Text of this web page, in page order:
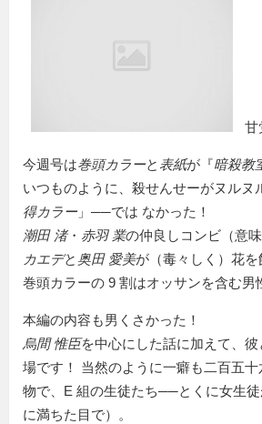
甘
今週号は巻頭カラーと 表紙が『暗殺教
いつものように、殺せんせーがヌルヌ
得カラー 」──では なかった！
潮田 渚・ 赤羽 業の仲良しコンビ（意味
カエデと 奥田 愛美が（毒々しく）花を
巻頭カラーの 9 割はオッサンを含む男
本編の内容も男くさかった！
烏間 惟臣を中心にした話に加えて、
場です！ 当然のように一癖も二百五十
物で、E 組の生徒たち──とくに女生
に満ちた目で）。